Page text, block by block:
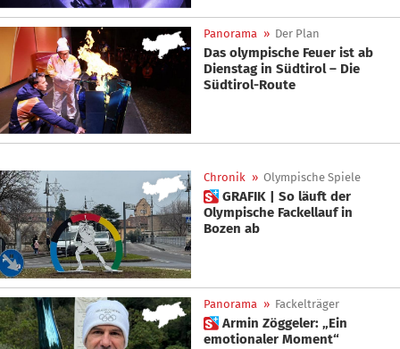
Panorama » Der Plan
Das olympische Feuer ist ab
Dienstag in Südtirol – Die
Südtirol-Route
Chronik » Olympische Spiele
 GRAFIK | So läuft der
Olympische Fackellauf in
Bozen ab
Panorama » Fackelträger
 Armin Zöggeler: „Ein
emotionaler Moment“